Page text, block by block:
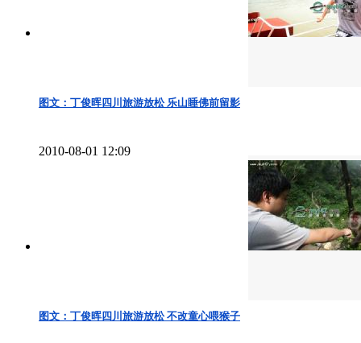
图文：丁俊晖四川旅游放松 乐山睡佛前留影
2010-08-01 12:09
图文：丁俊晖四川旅游放松 不改童心喂猴子